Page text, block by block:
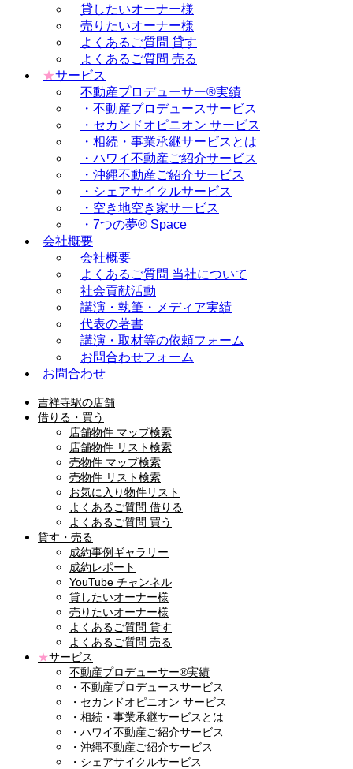
貸したいオーナー様
売りたいオーナー様
よくあるご質問 貸す
よくあるご質問 売る
★サービス
不動産プロデューサー®実績
・不動産プロデュースサービス
・セカンドオピニオン サービス
・相続・事業承継サービスとは
・ハワイ不動産ご紹介サービス
・沖縄不動産ご紹介サービス
・シェアサイクルサービス
・空き地空き家サービス
・7つの夢® Space
会社概要
会社概要
よくあるご質問 当社について
社会貢献活動
講演・執筆・メディア実績
代表の著書
講演・取材等の依頼フォーム
お問合わせフォーム
お問合わせ
吉祥寺駅の店舗
借りる・買う
店舗物件 マップ検索
店舗物件 リスト検索
売物件 マップ検索
売物件 リスト検索
お気に入り物件リスト
よくあるご質問 借りる
よくあるご質問 買う
貸す・売る
成約事例ギャラリー
成約レポート
YouTube チャンネル
貸したいオーナー様
売りたいオーナー様
よくあるご質問 貸す
よくあるご質問 売る
★サービス
不動産プロデューサー®実績
・不動産プロデュースサービス
・セカンドオピニオン サービス
・相続・事業承継サービスとは
・ハワイ不動産ご紹介サービス
・沖縄不動産ご紹介サービス
・シェアサイクルサービス